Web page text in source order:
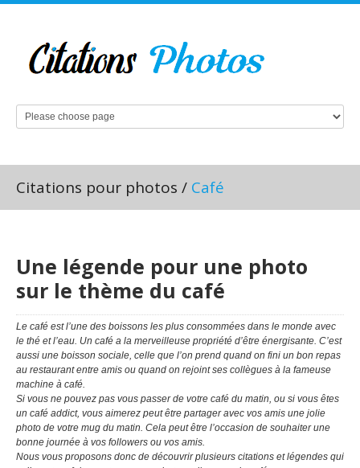
Citations pour photos / Café
Une légende pour une photo
sur le thème du café
Le café est l’une des boissons les plus consommées dans le monde avec
le thé et l’eau. Un café a la merveilleuse propriété d’être énergisante. C’est
aussi une boisson sociale, celle que l’on prend quand on fini un bon repas
au restaurant entre amis ou quand on rejoint ses collègues à la fameuse
machine à café.
Si vous ne pouvez pas vous passer de votre café du matin, ou si vous êtes
un café addict, vous aimerez peut être partager avec vos amis une jolie
photo de votre mug du matin. Cela peut être l’occasion de souhaiter une
bonne journée à vos followers ou vos amis.
Nous vous proposons donc de découvrir plusieurs citations et légendes qui